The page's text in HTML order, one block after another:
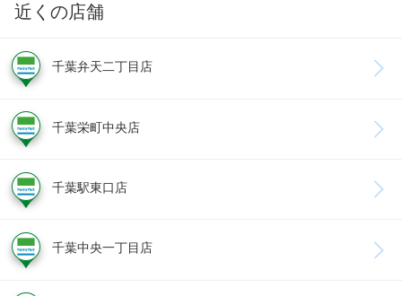
近くの店舗
千葉弁天二丁目店
千葉栄町中央店
千葉駅東口店
千葉中央一丁目店